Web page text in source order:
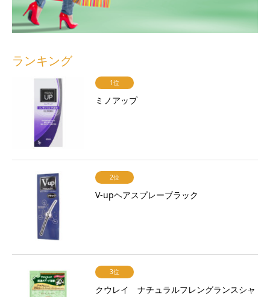
ランキング
1位
ミノアップ
2位
V-upヘアスプレーブラック
3位
クウレイ ナチュラルフレングランスシャ